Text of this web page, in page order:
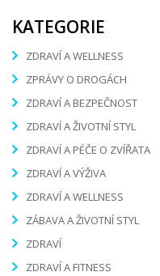
KATEGORIE
ZDRAVÍ A WELLNESS
ZPRÁVY O DROGÁCH
ZDRAVÍ A BEZPEČNOST
ZDRAVÍ A ŽIVOTNÍ STYL
ZDRAVÍ A PÉČE O ZVÍŘATA
ZDRAVÍ A VÝŽIVA
ZDRAVÍ A WELLNESS
ZÁBAVA A ŽIVOTNÍ STYL
ZDRAVÍ
ZDRAVÍ A FITNESS